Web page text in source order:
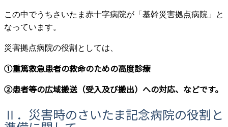
この中でうちさいたま赤十字病院が「基幹災害拠点病院」と
なっています。
災害拠点病院の役割としては、
➀重篤救急患者の救命のための高度診療
➁患者等の広域搬送（受入及び搬出）への対応、などです。
Ⅱ．災害時のさいたま記念病院の役割と